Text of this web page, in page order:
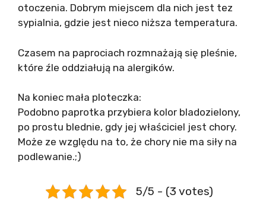
otoczenia. Dobrym miejscem dla nich jest tez
sypialnia, gdzie jest nieco niższa temperatura.
Czasem na paprociach rozmnażają się pleśnie,
które źle oddziałują na alergików.
Na koniec mała ploteczka:
Podobno paprotka przybiera kolor bladozielony,
po prostu blednie, gdy jej właściciel jest chory.
Może ze względu na to, że chory nie ma siły na
podlewanie.;)
5/5 - (3 votes)